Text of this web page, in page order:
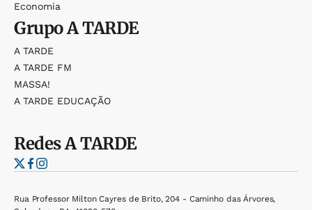
Economia
GrupoA TARDE
A TARDE
A TARDE FM
MASSA!
A TARDE EDUCAÇÃO
RedesA TARDE
Rua Professor Milton Cayres de Brito, 204 - Caminho das Árvores,